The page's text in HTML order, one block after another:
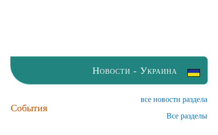
Новости - Украина
События
все новости раздела
Все разделы